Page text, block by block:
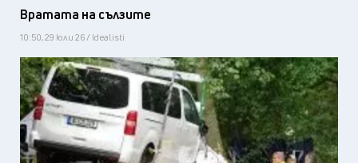
Вратата на сълзите
10:50, 29 юли 26 / Idealisti